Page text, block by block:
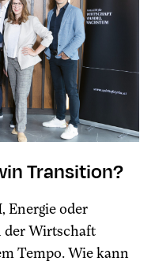
Transition?
Energie oder
der Wirtschaft
Tempo. Wie kann